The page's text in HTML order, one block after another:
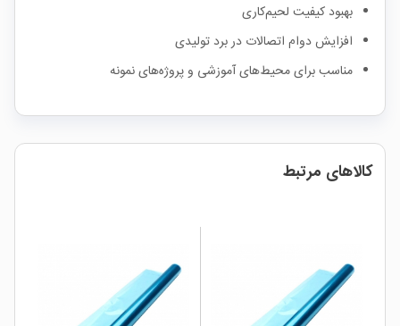
بهبود کیفیت لحیم‌کاری
افزایش دوام اتصالات در برد تولیدی
مناسب برای محیط‌های آموزشی و پروژه‌های نمونه
کالاهای مرتبط